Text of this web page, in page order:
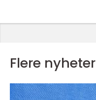
Flere nyheter